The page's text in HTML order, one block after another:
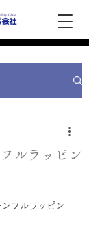
ルラッピン
フルラッピン